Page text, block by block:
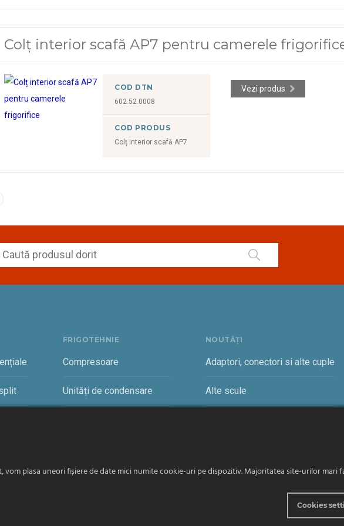
Colț interior scafă AP7 pentru camerele
COD DTN
602.52.0008
COD PRODUS
Colț interior scafă AP7
Vezi produs
FRIGOTEHNIE
Compresoare
Unități de condensare
NOUTĂȚI
Adaptori, conectori si alte cuple
Alte scule
© 2019-
plasa uneori fișiere de date mici numite cookie-uri pe dispozitiv. Majoritatea site-urilor mari
Cookies